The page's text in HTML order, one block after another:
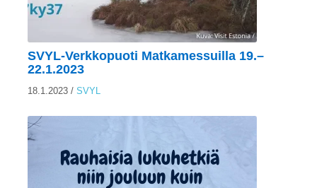
Tilaus- ja sopimusehdot sekä tietosuojaseloste
SVYL-Verkkopuoti Matkamessuilla 19.–
22.1.2023
18.1.2023/ SVYL